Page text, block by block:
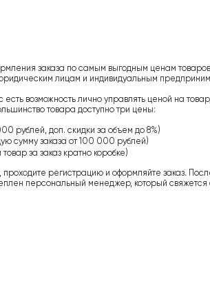
заказа по самым выгодным ценам
лицам и индивидуальным
возможность лично управлять ценой на
товара доступно три цены:
рублей, доп. скидки за объем до 8%)
сумму заказа от 100 000 рублей)
за заказ кратно коробке)
регистрацию и оформляйте заказ.
персональный менеджер, который свяжется